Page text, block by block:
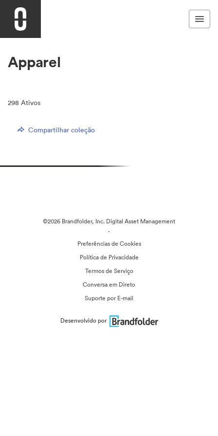
Apparel
298 Ativos
Compartilhar coleção
©2026 Brandfolder, Inc. Digital Asset Management
·
Preferências de Cookies
Política de Privacidade
Termos de Serviço
Conversa em Direto
Suporte por E-mail
Desenvolvido por